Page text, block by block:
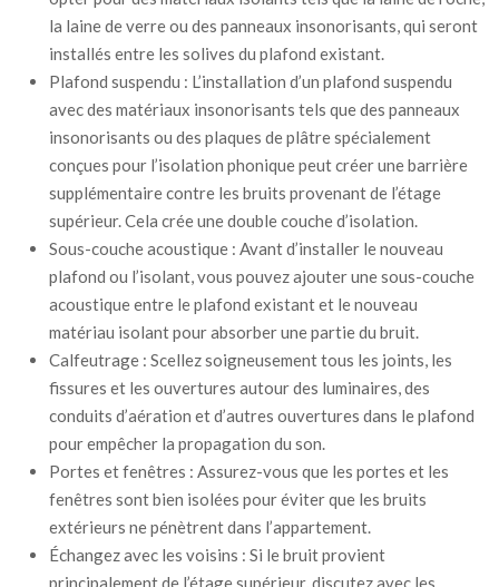
la laine de verre ou des panneaux insonorisants, qui seront
installés entre les solives du plafond existant.
Plafond suspendu : L’installation d’un plafond suspendu
avec des matériaux insonorisants tels que des panneaux
insonorisants ou des plaques de plâtre spécialement
conçues pour l’isolation phonique peut créer une barrière
supplémentaire contre les bruits provenant de l’étage
supérieur. Cela crée une double couche d’isolation.
Sous-couche acoustique : Avant d’installer le nouveau
plafond ou l’isolant, vous pouvez ajouter une sous-couche
acoustique entre le plafond existant et le nouveau
matériau isolant pour absorber une partie du bruit.
Calfeutrage : Scellez soigneusement tous les joints, les
fissures et les ouvertures autour des luminaires, des
conduits d’aération et d’autres ouvertures dans le plafond
pour empêcher la propagation du son.
Portes et fenêtres : Assurez-vous que les portes et les
fenêtres sont bien isolées pour éviter que les bruits
extérieurs ne pénètrent dans l’appartement.
Échangez avec les voisins : Si le bruit provient
principalement de l’étage supérieur, discutez avec les